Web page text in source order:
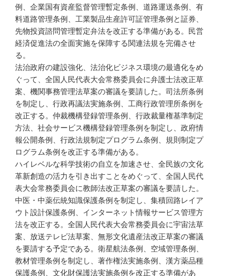
例、企業国有資産監督管理暫定条例、道路運送条例、有
料道路管理条例、工業製品生産許可証管理条例と証券、
先物投資諮問管理暫定弁法を改正する準備がある。民営
経済促進法の全面実施を保障する関連法規を完備させ
る。
法治政府の建設強化、法治化ビジネス環境の最適化をめ
ぐって、全国人民代表大会常務委員会に弁護士法改正草
案、機関事務管理法草案の審議を要請した。司法所条例
を制定し、行政再議法実施条例、工商行政管理所条例を
改正する。仲裁機構登録管理条例、行政裁量権基準制定
方法、社会サービス機構登録管理条例を制定し、政府情
報公開条例、行政法規制定プログラム条例、規則制定プ
ログラム条例を改正する準備がある。
ハイレベルな科学技術の自立を加速させ、全民族の文化
革新創造の活力を引き出すことをめぐって、全国人民代
表大会常務委員会に教師法改正草案の審議を要請した。
中医・中薬伝統知識保護条例を制定し、集積回路レイア
ウト設計保護条例、インターネット情報サービス管理方
法を改正する。全国人民代表大会常務委員会に宇宙法草
案、放送テレビ法草案、無形文化遺産法改正草案の審議
を要請する予定である。衛星航法条例、空域管理条例、
教材管理条例を制定し、著作権法実施条例、漢方薬品種
保護条例、文化財保護法実施条例を改正する準備があ